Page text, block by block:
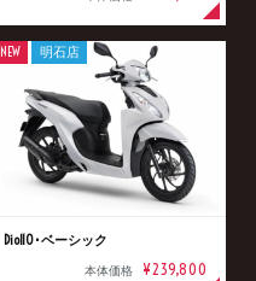
Dio110･ベーシック
本体価格 ¥239,800
NEW 明石店